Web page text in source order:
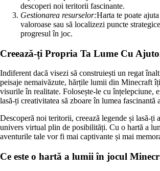
descoperi noi teritorii fascinante.
Gestionarea resurselor:Harta te poate
valoroase sau să localizezi puncte
progresul în joc.
Creează-ți Propria Ta Lume Cu
Indiferent dacă visezi să construiești un regat
peisaje nemaivăzute, hărțile lumii din Minecraft
visurile în realitate. Folosește-le cu înțelepciune,
lasă-ți creativitatea să zboare în lumea fascinantă
Descoperă noi teritorii, creează legende și lasă-ți
univers virtual plin de posibilități. Cu o hartă a
aventurile tale vor fi mai captivante și mai
Ce este o hartă a lumii în jocul